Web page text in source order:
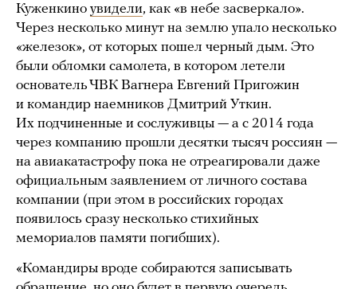
Куженкино увидели, как «в небе засверкало».
Через несколько минут на землю упало несколько
«железок», от которых пошел черный дым. Это
были обломки самолета, в котором летели
основатель ЧВК Вагнера Евгений Пригожин
и командир наемников Дмитрий Уткин.
Их подчиненные и сослуживцы — а с 2014 года
через компанию прошли десятки тысяч россиян —
на авиакатастрофу пока не отреагировали даже
официальным заявлением от личного состава
компании (при этом в российских городах
появилось сразу несколько стихийных
мемориалов памяти погибших).
«Командиры вроде собираются записывать